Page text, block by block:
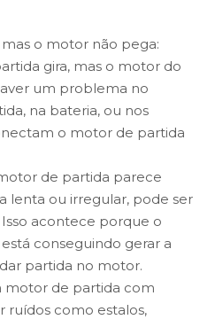
o motor não pega:
gira, mas o motor do
um problema no
na bateria, ou nos
o motor de partida
de partida parece
lenta ou irregular, pode ser
acontece porque o
conseguindo gerar a
partida no motor.
motor de partida com
ruídos como estalos,